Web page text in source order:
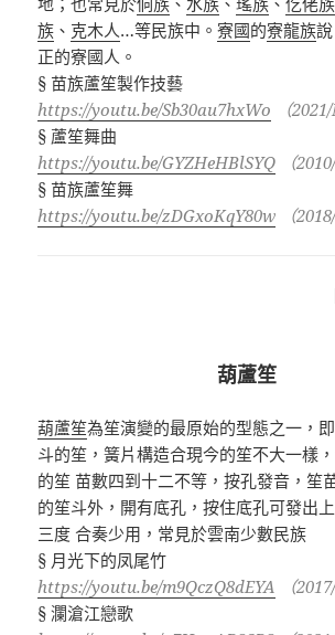
族 、 克木人…等民族中。寮國的寮龍族
正的寮國人。
§ 苗族蘆笙製作技藝
https://youtu.be/Sb30au7hxWo
（
§ 蘆笙舞曲
https://youtu.be/GYZHeHBlSYQ
（
§ 苗族蘆笙舞
https://youtu.be/zDGxoKqY80w
（
葫蘆笙
葫蘆笙為笙演變的最原始的型態之一，
斗的笙，簧片構造合現今的笙不大一樣
的笙 苗數四到十二不等，按孔發音，笙
的笙斗外，開有底孔，按住底孔可發出
三度 合奏少用，常見於雲南少數民族
§ 月光下的凤尾竹
https://youtu.be/m9QczQ8dEYA
（
§瀾滄江戀歌